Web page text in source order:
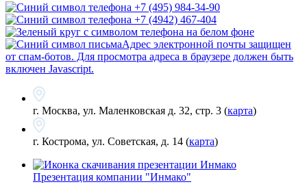
+7 (495) 984-34-90
+7 (4942) 467-404
Адрес электронной почты защищен
от спам-ботов. Для просмотра адреса в браузере должен быть
включен Javascript.
г. Москва, ул. Маленковская д. 32, стр. 3 (карта)
г. Кострома, ул. Советская, д. 14 (карта)
Презентация компании "Инмако"